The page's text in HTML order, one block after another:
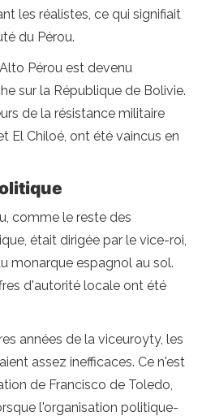
les réalistes, ce qui signifiait
du Pérou.
Pérou est devenu
sur la République de Bolivie.
de la résistance militaire
El Chiloé, ont été vaincus en
comme le reste des
était dirigée par le vice-roi,
monarque espagnol au sol.
d'autorité locale ont été
années de la viceuroyty, les
assez inefficaces. Ce n'est
de Francisco de Toledo,
l'organisation politique-